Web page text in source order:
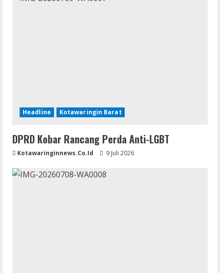
Headline Kotawaringin Barat
DPRD Kobar Rancang Perda Anti-LGBT
Kotawaringinnews.co.id 9 Juli 2026